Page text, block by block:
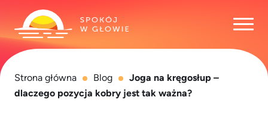
Strona główna Blog
Joga na kręgosłup –
dlaczego pozycja kobry jest tak ważna?